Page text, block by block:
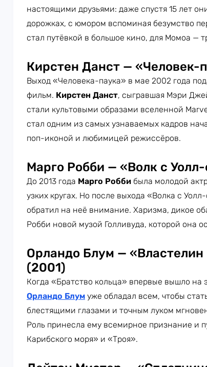
настоящими друзьями: даже спустя 15 лет
дорожках, с юмором вспоминая безумство
стал путёвкой в большое кино, для Момоа —
Кирстен Данст — «Человек-
Выход «Человека-паука» в мае 2002 года
фильм. Кирстен Данст, сыгравшая Мэри
стали культовыми образами вселенной
стал одним из самых узнаваемых кадров
поп-иконой и любимицей режиссёров.
Марго Робби — «Волк с
До 2013 года Марго Робби была молодой
узких кругах. Но после выхода «Волка с
обратил на неё внимание. Харизма, дикое
Робби новой музой Голливуда, которой она
Орландо Блум — «Властелин
(2001)
Когда «Братство кольца» впервые вышло на
Орландо Блум уже обладал всем, чтобы
блестящими глазами и точным луком
Роль принесла ему всемирное признание и
Карибского моря» и «Троя».